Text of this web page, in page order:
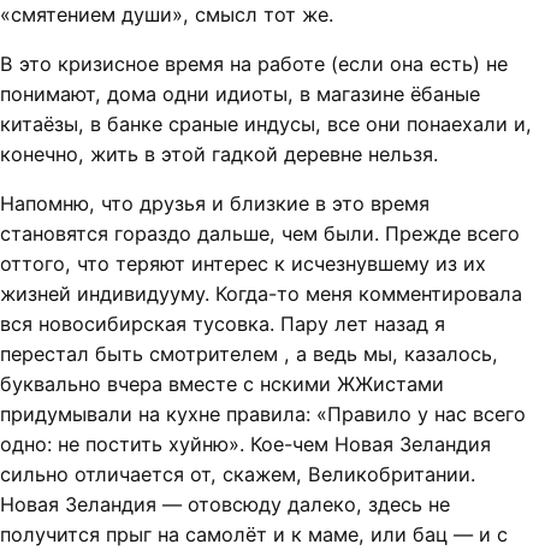
«смятением души», смысл тот же.
В это кризисное время на работе (если она есть) не
понимают, дома одни идиоты, в магазине ёбаные
китаёзы, в банке сраные индусы, все они понаехали и,
конечно, жить в этой гадкой деревне нельзя.
Напомню, что друзья и близкие в это время
становятся гораздо дальше, чем были. Прежде всего
оттого, что теряют интерес к исчезнувшему из их
жизней индивидууму. Когда-то меня комментировала
вся новосибирская тусовка. Пару лет назад я
перестал быть смотрителем , а ведь мы, казалось,
буквально вчера вместе с нскими ЖЖистами
придумывали на кухне правила: «Правило у нас всего
одно: не постить хуйню». Кое-чем Новая Зеландия
сильно отличается от, скажем, Великобритании.
Новая Зеландия — отовсюду далеко, здесь не
получится прыг на самолёт и к маме, или бац — и с